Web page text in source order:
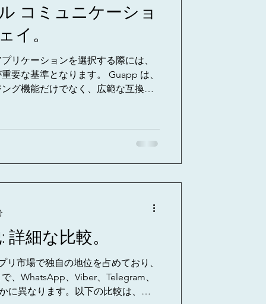
コミュニケーショ
イ。
リケーションを選択する際には、
要な基準となります。 Guapp は、
グ機能だけでなく、広範な互換性
細な比較。
市場で独自の地位を占めており、
、WhatsApp、Viber、Telegram、
に異なります。以下の比較は、な